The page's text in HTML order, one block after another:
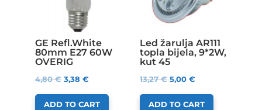
GE Refl.White
80mm E27 60W
OVERIG
4,80€ 3,38 €
ADD TO CART
Led žarulja AR111
topla bijela, 9*2W,
kut 45
13,27€ 5,00 €
ADD TO CART